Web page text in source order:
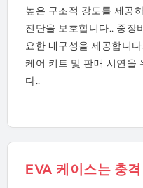
높은 구조적 강도를 제공
진단을 보호합니다.. 중장
요한 내구성을 제공합니
케어 키트 및 판매 시연을
다..
EVA 케이스는 충